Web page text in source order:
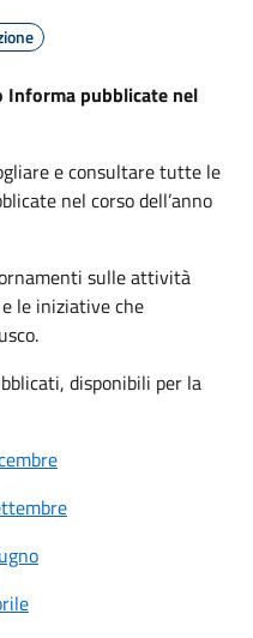
Informa pubblicate nel
e consultare tutte le
nel corso dell’anno
sulle attività
le iniziative che
disponibili per la